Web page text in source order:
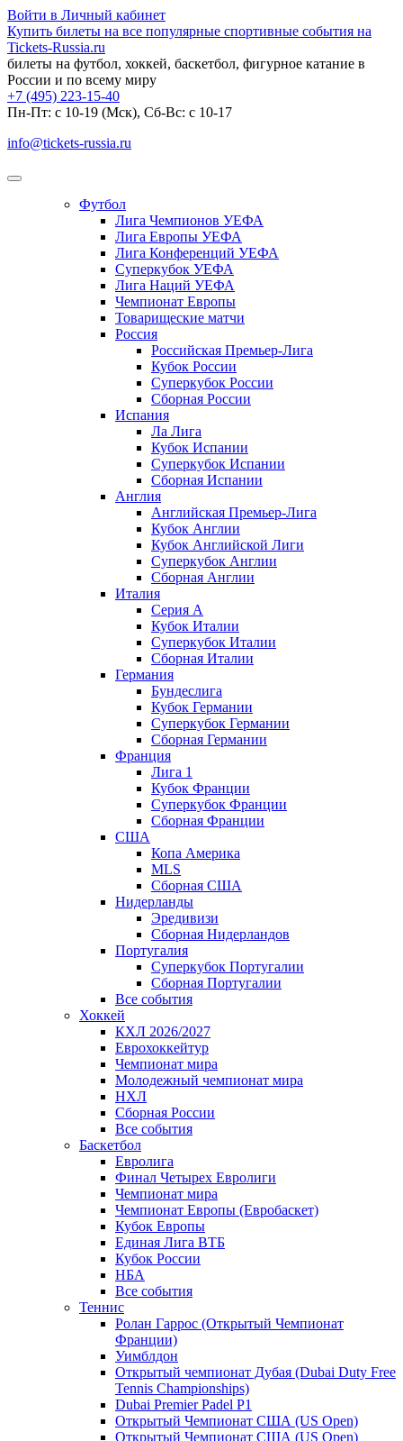
Войти в Личный кабинет
Купить билеты на все популярные спортивные события на
Tickets-Russia.ru
билеты на футбол, хоккей, баскетбол, фигурное катание в
России и по всему миру
+7 (495) 223-15-40
Пн-Пт: c 10-19 (Мск), Сб-Вс: с 10-17
info@tickets-russia.ru
Футбол
Лига Чемпионов УЕФА
Лига Европы УЕФА
Лига Конференций УЕФА
Суперкубок УЕФА
Лига Наций УЕФА
Чемпионат Европы
Товарищеские матчи
Россия
Российская Премьер-Лига
Кубок России
Суперкубок России
Сборная России
Испания
Ла Лига
Кубок Испании
Суперкубок Испании
Сборная Испании
Англия
Английская Премьер-Лига
Кубок Англии
Кубок Английской Лиги
Суперкубок Англии
Сборная Англии
Италия
Серия А
Кубок Италии
Суперкубок Италии
Сборная Италии
Германия
Бундеслига
Кубок Германии
Суперкубок Германии
Сборная Германии
Франция
Лига 1
Кубок Франции
Суперкубок Франции
Сборная Франции
США
Копа Америка
MLS
Сборная США
Нидерланды
Эредивизи
Сборная Нидерландов
Португалия
Суперкубок Португалии
Сборная Португалии
Все события
Хоккей
КХЛ 2026/2027
Еврохоккейтур
Чемпионат мира
Молодежный чемпионат мира
НХЛ
Сборная России
Все события
Баскетбол
Евролига
Финал Четырех Евролиги
Чемпионат мира
Чемпионат Европы (Евробаскет)
Кубок Европы
Единая Лига ВТБ
Кубок России
НБА
Все события
Теннис
Ролан Гаррос (Открытый Чемпионат
Франции)
Уимблдон
Открытый чемпионат Дубая (Dubai Duty Free
Tennis Championships)
Dubai Premier Padel P1
Открытый Чемпионат США (US Open)
Открытый Чемпионат США (US Open)